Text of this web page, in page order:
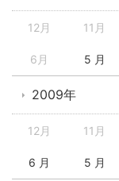
12月 11月
6月 5 月
2009年
12月 11月
6 月 5 月